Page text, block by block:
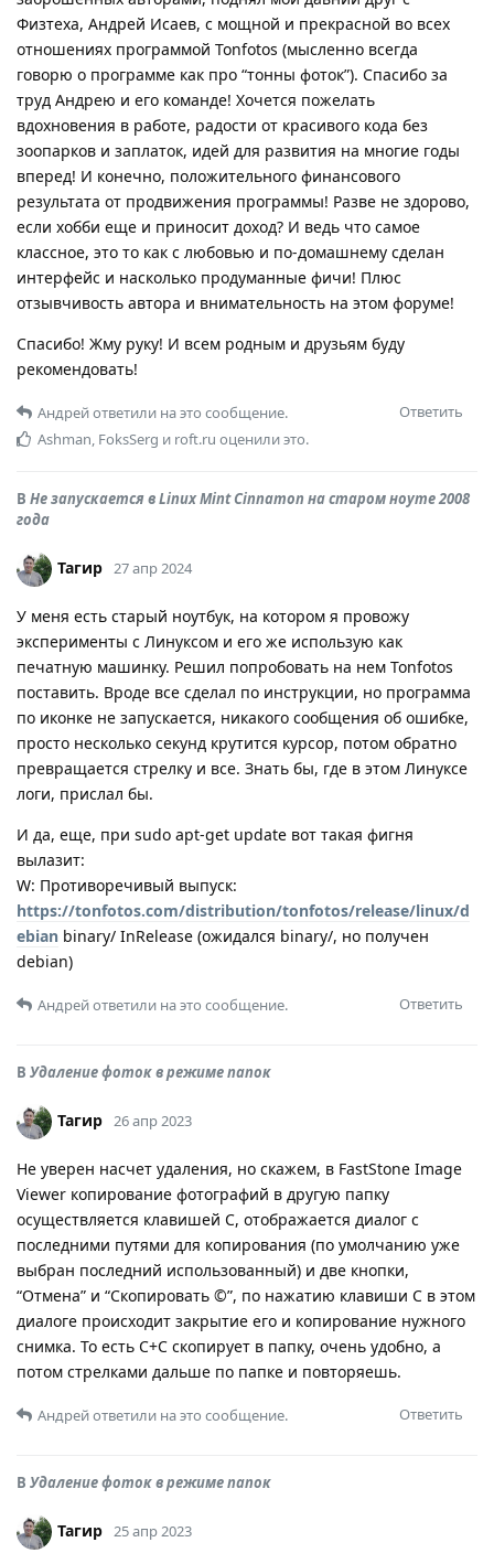
Физтеха, Андрей Исаев, с мощной и прекрасной во всех
отношениях программой Tonfotos (мысленно всегда
говорю о программе как про “тонны фоток”). Спасибо за
труд Андрею и его команде! Хочется пожелать
вдохновения в работе, радости от красивого кода без
зоопарков и заплаток, идей для развития на многие годы
вперед! И конечно, положительного финансового
результата от продвижения программы! Разве не здорово,
если хобби еще и приносит доход? И ведь что самое
классное, это то как с любовью и по-домашнему сделан
интерфейс и насколько продуманные фичи! Плюс
отзывчивость автора и внимательность на этом форуме!
Спасибо! Жму руку! И всем родным и друзьям буду
рекомендовать!
Ответить
Андрейответили на это сообщение.
Ashman, FoksSerg и roft.ru оценили это.
В Не запускается в Linux Mint Cinnamon на старом ноуте 2008
года
Тагир 27 апр 2024
У меня есть старый ноутбук, на котором я провожу
эксперименты с Линуксом и его же использую как
печатную машинку. Решил попробовать на нем Tonfotos
поставить. Вроде все сделал по инструкции, но программа
по иконке не запускается, никакого сообщения об ошибке,
просто несколько секунд крутится курсор, потом обратно
превращается стрелку и все. Знать бы, где в этом Линуксе
логи, прислал бы.
И да, еще, при sudo apt-get update вот такая фигня
вылазит:
W: Противоречивый выпуск:
https://tonfotos.com/distribution/tonfotos/release/linux/d
ebian binary/ InRelease (ожидался binary/, но получен
debian)
Ответить
Андрейответили на это сообщение.
В Удаление фоток в режиме папок
Тагир 26 апр 2023
Не уверен насчет удаления, но скажем, в FastStone Image
Viewer копирование фотографий в другую папку
осуществляется клавишей C, отображается диалог с
последними путями для копирования (по умолчанию уже
выбран последний использованный) и две кнопки,
“Отмена” и “Скопировать ©”, по нажатию клавиши C в этом
диалоге происходит закрытие его и копирование нужного
снимка. То есть C+C скопирует в папку, очень удобно, а
потом стрелками дальше по папке и повторяешь.
Ответить
Андрейответили на это сообщение.
В Удаление фоток в режиме папок
Тагир 25 апр 2023